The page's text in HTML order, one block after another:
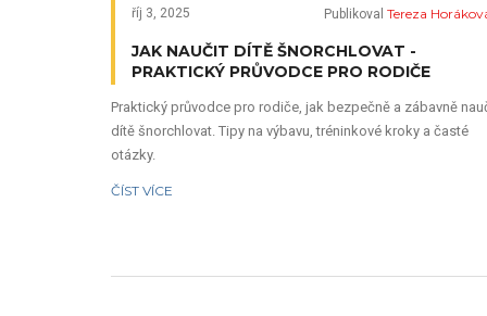
říj 3, 2025 Publikoval Tereza
JAK NAUČIT DÍTĚ ŠNORCHLOVAT -
PRAKTICKÝ PRŮVODCE PRO RODIČE
Praktický průvodce pro rodiče, jak bezpečně a zábavně
dítě šnorchlovat. Tipy na výbavu, tréninkové kroky a časté
otázky.
ČÍST VÍCE